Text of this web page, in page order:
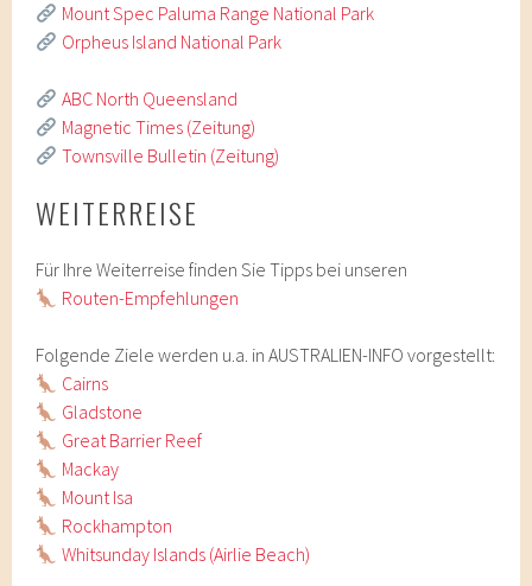
Mount Spec Paluma Range National Park
Orpheus Island National Park
ABC North Queensland
Magnetic Times (Zeitung)
Townsville Bulletin (Zeitung)
WEITERREISE
Für Ihre Weiterreise finden Sie Tipps bei unseren
Routen-Empfehlungen
Folgende Ziele werden u.a. in AUSTRALIEN-INFO vorgestellt:
Cairns
Gladstone
Great Barrier Reef
Mackay
Mount Isa
Rockhampton
Whitsunday Islands (Airlie Beach)